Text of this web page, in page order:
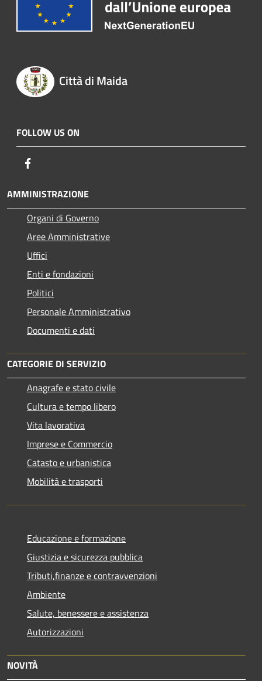
Città di Maida
FOLLOW US ON
AMMINISTRAZIONE
Organi di Governo
Aree Amministrative
Uffici
Enti e fondazioni
Politici
Personale Amministrativo
Documenti e dati
CATEGORIE DI SERVIZIO
Anagrafe e stato civile
Cultura e tempo libero
Vita lavorativa
Imprese e Commercio
Catasto e urbanistica
Mobilità e trasporti
Educazione e formazione
Giustizia e sicurezza pubblica
Tributi,finanze e contravvenzioni
Ambiente
Salute, benessere e assistenza
Autorizzazioni
NOVITÀ